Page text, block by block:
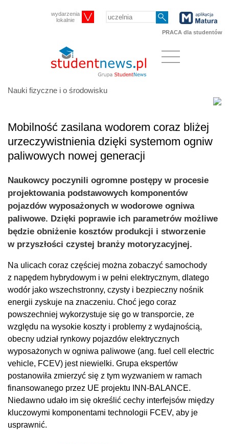
wydarzenia
lokalnie
PRACA dla studentów
Nauki fizyczne i o środowisku
Mobilność zasilana wodorem coraz bliżej
urzeczywistnienia dzięki systemom ogniw
paliwowych nowej generacji
Naukowcy poczynili ogromne postępy w procesie
projektowania podstawowych komponentów
pojazdów wyposażonych w wodorowe ogniwa
paliwowe. Dzięki poprawie ich parametrów możliwe
będzie obniżenie kosztów produkcji i stworzenie
w przyszłości czystej branży motoryzacyjnej.
Na ulicach coraz częściej można zobaczyć samochody
z napędem hybrydowym i w pełni elektrycznym, dlatego
wodór jako wszechstronny, czysty i bezpieczny nośnik
energii zyskuje na znaczeniu. Choć jego coraz
powszechniej wykorzystuje się go w transporcie, ze
względu na wysokie koszty i problemy z wydajnością,
obecny udział rynkowy pojazdów elektrycznych
wyposażonych w ogniwa paliwowe (ang. fuel cell electric
vehicle, FCEV) jest niewielki. Grupa ekspertów
postanowiła zmierzyć się z tym wyzwaniem w ramach
finansowanego przez UE projektu INN-BALANCE.
Niedawno udało im się określić cechy interfejsów między
kluczowymi komponentami technologii FCEV, aby je
usprawnić.